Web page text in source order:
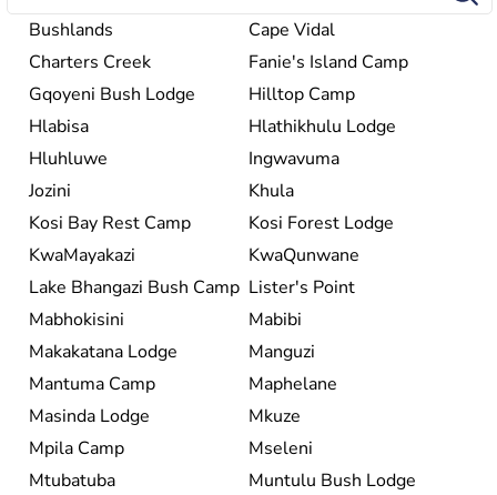
Bushlands
Cape Vidal
Charters Creek
Fanie's Island Camp
Gqoyeni Bush Lodge
Hilltop Camp
Hlabisa
Hlathikhulu Lodge
Hluhluwe
Ingwavuma
Jozini
Khula
Kosi Bay Rest Camp
Kosi Forest Lodge
KwaMayakazi
KwaQunwane
Lake Bhangazi Bush Camp Lister's Point
Mabhokisini
Mabibi
Makakatana Lodge
Manguzi
Mantuma Camp
Maphelane
Masinda Lodge
Mkuze
Mpila Camp
Mseleni
Mtubatuba
Muntulu Bush Lodge